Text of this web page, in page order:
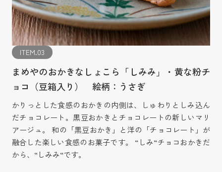
ITEM.03
まめやのおかきなしょこら「しみみ」・黄な粉チ
ョコ（豆箱入り） 絵柄：うさぎ
かりっとした食感のおかきの内側は、しゅわりとしみ込ん
だチョコレート。黒豆おかきとチョコレートの新しいマリ
アージュ。 和の「黒豆おかき」と洋の「チョコレート」が
融合した楽しい食感のお菓子です。 “しみ“チョコおかきだ
から、“しみみ“です。